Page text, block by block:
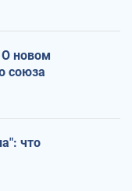
новом
союза
что